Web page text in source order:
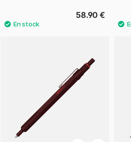
58.90 €